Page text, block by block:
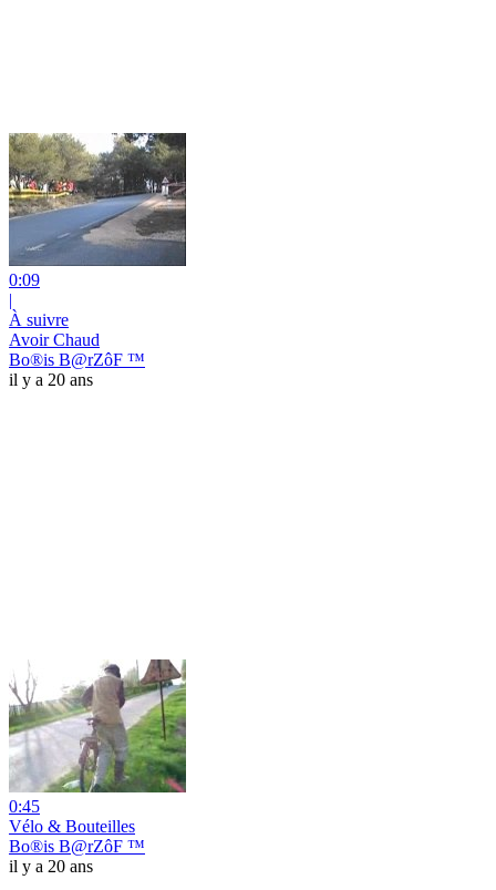
0:09
|
À suivre
Avoir Chaud
Bo®is B@rZôF ™
il y a 20 ans
0:45
Vélo & Bouteilles
Bo®is B@rZôF ™
il y a 20 ans